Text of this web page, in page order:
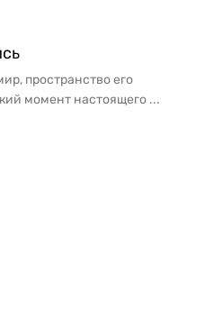
пространство его
момент настоящего ...